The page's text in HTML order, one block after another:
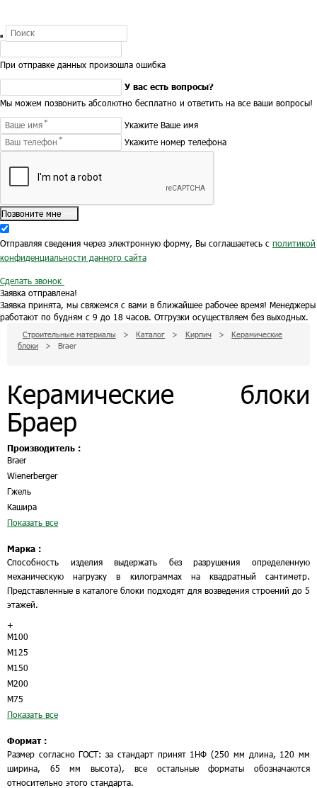
При отправке данных произошла ошибка
У вас есть вопросы?
Мы можем позвонить абсолютно бесплатно и ответить на все ваши вопросы!
Укажите Ваше имя
Укажите номер телефона
Позвоните мне
Отправляя сведения через электронную форму, Вы соглашаетесь с политикой
конфиденциальности данного сайта
Сделать звонок
Заявка отправлена!
Заявка принята, мы свяжемся с вами в ближайшее рабочее время! Менеджеры
работают по будням с 9 до 18 часов. Отгрузки осуществляем без выходных.
Строительные материалы > Каталог > Кирпич >
Керамические
блоки
> Braer
Керамические блоки
Браер
Производитель :
Braer
Wienerberger
Гжель
Кашира
Показать все
Марка :
Способность изделия выдержать без разрушения определенную
механическую нагрузку в килограммах на квадратный сантиметр.
Представленные в каталоге блоки подходят для возведения строений до 5
этажей.
+
М100
М125
М150
М200
М75
Показать все
Формат :
Размер согласно ГОСТ: за стандарт принят 1НФ (250 мм длина, 120 мм
ширина, 65 мм высота), все остальные форматы обозначаются
относительно этого стандарта.